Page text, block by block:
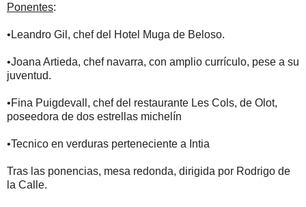
Ponentes:
•Leandro Gil, chef del Hotel Muga de Beloso.
•Joana Artieda, chef navarra, con amplio currículo, pese a su
juventud.
•Fina Puigdevall, chef del restaurante Les Cols, de Olot,
poseedora de dos estrellas michelín
•Tecnico en verduras perteneciente a Intia
Tras las ponencias, mesa redonda, dirigida por Rodrigo de
la Calle.